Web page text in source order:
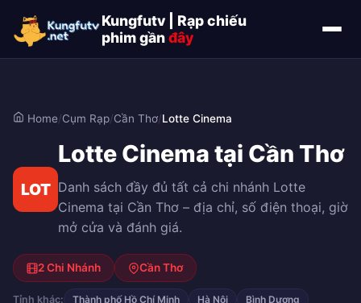
Kungfutv | Rạp chiếu
phim gầnđây
Home/Cụm Rạp/Cần Thơ/Lotte Cinema
LOT
Lotte Cinema tại Cần Thơ
Danh sách đầy đủ tất cả chi nhánh Lotte
Cinema tại Cần Thơ – địa chỉ, số điện thoại, giờ
mở cửa và đánh giá.
2 Chi Nhánh Cần Thơ
Tỉnh khác: Thành phố Hồ Chí Minh Hà Nội
Bình Dương